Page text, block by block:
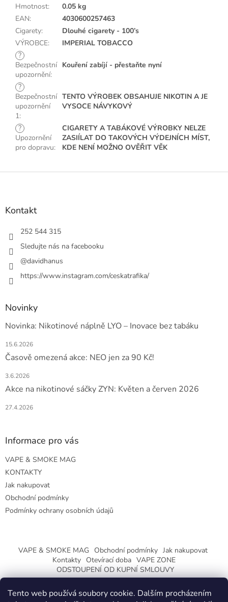
Tento web používá soubory cookie. Dalším procházením
Hmotnost:
0.05 kg
EAN:
4030600257463
Cigarety:
Dlouhé cigarety - 100’s
VÝROBCE:
IMPERIAL TOBACCO
?
Bezpečnostní
upozornění:
Kouření zabíjí - přestaňte nyní
?
Bezpečnostní
upozornění
1:
TENTO VÝROBEK OBSAHUJE NIKOTIN A JE
VYSOCE NÁVYKOVÝ
?
Upozornění
pro dopravu:
CIGARETY A TABÁKOVÉ VÝROBKY NELZE
ZASIÍLAT DO TAKOVÝCH VÝDEJNÍCH MÍST,
KDE NENÍ MOŽNO OVĚŘIT VĚK
Z
Kontakt
252 544 315
Sledujte nás na facebooku
@davidhanus
https://www.instagram.com/ceskatrafika/
Novinky
Novinka: Nikotinové náplně LYO – Inovace bez tabáku
15.6.2026
Časově omezená akce: NEO jen za 90 Kč!
3.6.2026
Akce na nikotinové sáčky ZYN: Květen a červen 2026
27.4.2026
Informace pro vás
VAPE & SMOKE MAG
KONTAKTY
Jak nakupovat
Obchodní podmínky
Podmínky ochrany osobních údajů
VAPE & SMOKE MAG Obchodní podmínky Jak nakupovat
Kontakty Otevírací doba VAPE ZONE
ODSTOUPENÍ OD KUPNÍ SMLOUVY